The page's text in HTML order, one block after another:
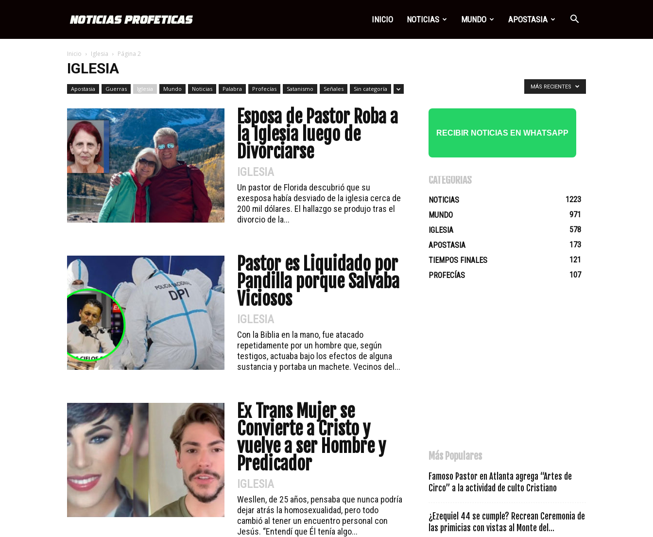
INICIO NOTICIAS MUNDO APOSTASIA
Inicio Iglesia Página 2
IGLESIA
Apostasia Guerras Iglesia Mundo Noticias Palabra Profecías Satanismo Señales Sin categoría MÁS RECIENTES
Esposa de Pastor Roba a
la Iglesia luego de
Divorciarse
IGLESIA
Un pastor de Florida descubrió que su
exesposa había desviado de la iglesia cerca de
200 mil dólares. El hallazgo se produjo tras el
divorcio de la...
Pastor es Liquidado por
Pandilla porque Salvaba
Viciosos
IGLESIA
Con la Biblia en la mano, fue atacado
repetidamente por un hombre que, según
testigos, actuaba bajo los efectos de alguna
sustancia y portaba un machete. Vecinos del...
Ex Trans Mujer se
Convierte a Cristo y
vuelve a ser Hombre y
Predicador
IGLESIA
Wesllen, de 25 años, pensaba que nunca podría
dejar atrás la homosexualidad, pero todo
cambió al tener un encuentro personal con
Jesús. “Entendí que Él tenía algo...
RECIBIR NOTICIAS EN WHATSAPP
CATEGORÍAS
NOTICIAS
1223
MUNDO
971
IGLESIA
578
APOSTASIA
173
TIEMPOS FINALES
121
PROFECÍAS
107
Más Populares
Famoso Pastor en Atlanta agrega “Artes de
Circo” a la actividad de culto Cristiano
¿Ezequiel 44 se cumple? Recrean Ceremonia de
las primicias con vistas al Monte del...